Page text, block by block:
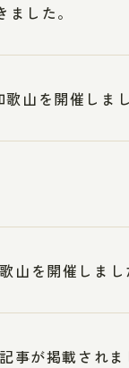
した。
山を開催しま
山を開催しまし
事が掲載されま